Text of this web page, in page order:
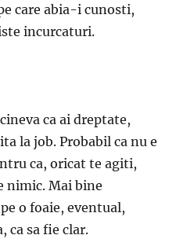
care abia-i cunosti,
incurcaturi.
ca ai dreptate,
la job. Probabil ca nu e
ca, oricat te agiti,
nimic. Mai bine
o foaie, eventual,
ca sa fie clar.